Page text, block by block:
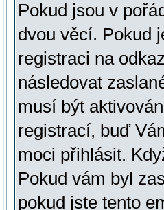
Pokud jsou v
dvou věcí. Pokud
registraci na odkaz
následovat
musí být
registrací, buď
moci přihlásit.
Pokud vám byl
pokud jste tento